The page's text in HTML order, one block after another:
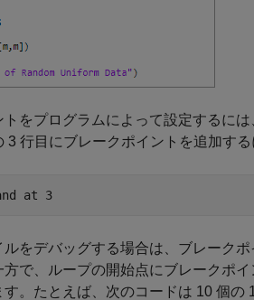
をプログラムによって設定するには
3 行目にブレークポイントを追加する
at 3
をデバッグする場合は、ブレーク
で、ループの開始点にブレークポ
。たとえば、次のコードは 10 個の